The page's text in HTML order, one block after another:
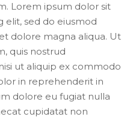
Lorem ipsum dolor sit
elit, sed do eiusmod
dolore magna aliqua. Ut
quis nostrud
ut aliquip ex commodo
in reprehenderit in
dolore eu fugiat nulla
cupidatat non